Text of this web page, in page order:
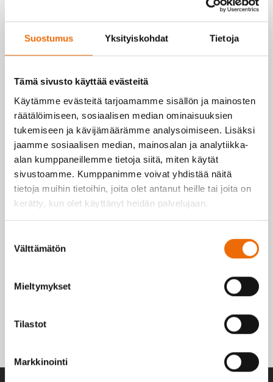
Suostumus Yksityiskohdat Tietoja
Tämä sivusto käyttää evästeitä
Käytämme evästeitä tarjoamamme sisällön ja mainosten
räätälöimiseen, sosiaalisen median ominaisuuksien
tukemiseen ja kävijämäärämme analysoimiseen. Lisäksi
jaamme sosiaalisen median, mainosalan ja analytiikka-
alan kumppaneillemme tietoja siitä, miten käytät
sivustoamme. Kumppanimme voivat yhdistää näitä
tietoja muihin tietoihin, joita olet antanut heille tai joita on
kerätty, kun olet käyttänyt heidän palvelujaan.
valinta
Välttämätön
Mieltymykset
Tilastot
Markkinointi